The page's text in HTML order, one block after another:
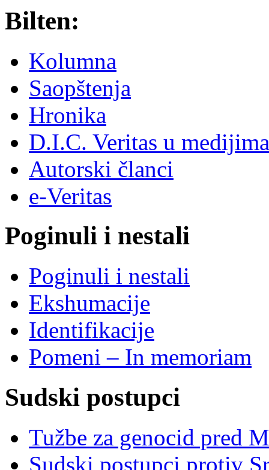
Bilten:
Kolumna
Saopštenja
Hronika
D.I.C. Veritas u medijima
Autorski članci
e-Veritas
Poginuli i nestali
Poginuli i nestali
Ekshumacije
Identifikacije
Pomeni – In memoriam
Sudski postupci
Tužbe za genocid pred
Sudski postupci protiv